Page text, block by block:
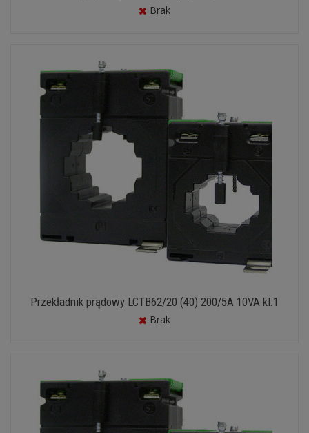
Brak
Przekładnik prądowy LCTB62/20 (40) 200/5A 10VA kl.1
Brak